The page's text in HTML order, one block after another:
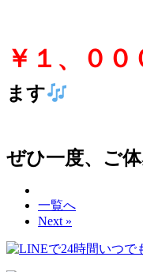
￥１、００
ます
ぜひ一度、ご
一覧へ
Next »